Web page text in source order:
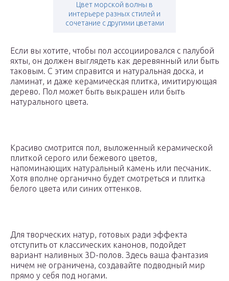
Цвет морской волны в
интерьере разных стилей и
сочетание с другими цветами
Если вы хотите, чтобы пол ассоциировался с палубой
яхты, он должен выглядеть как деревянный или быть
таковым. С этим справится и натуральная доска, и
ламинат, и даже керамическая плитка, имитирующая
дерево. Пол может быть выкрашен или быть
натурального цвета.
Красиво смотрится пол, выложенный керамической
плиткой серого или бежевого цветов,
напоминающих натуральный камень или песчаник.
Хотя вполне органично будет смотреться и плитка
белого цвета или синих оттенков.
Для творческих натур, готовых ради эффекта
отступить от классических канонов, подойдет
вариант наливных 3D-полов. Здесь ваша фантазия
ничем не ограничена, создавайте подводный мир
прямо у себя под ногами.